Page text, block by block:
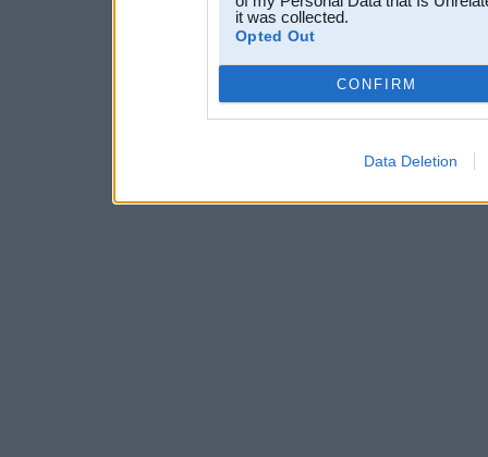
it was collected.
Opted Out
CONFIRM
Data Deletion